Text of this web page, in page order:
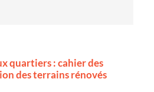
quartiers : cahier des
des terrains rénovés